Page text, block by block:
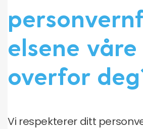
elsene våre
overfor
Vi respekterer ditt